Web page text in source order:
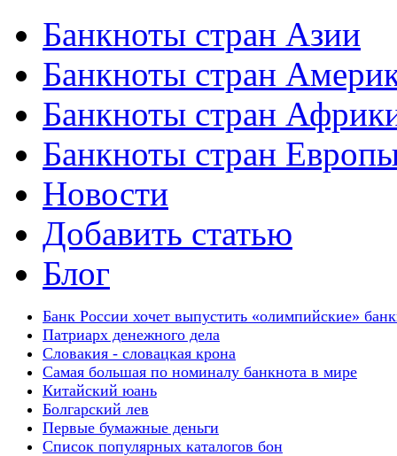
Банкноты стран Азии
Банкноты стран
Банкноты стран
Банкноты стран
Новости
Добавить статью
Блог
Банк России хочет выпустить «олимпийские»
Патриарх денежного дела
Словакия - словацкая крона
Самая большая по номиналу банкнота в мире
Китайский юань
Болгарский лев
Первые бумажные деньги
Список популярных каталогов бон